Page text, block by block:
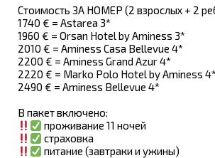
Стоимость ЗА НОМЕР (2 взрослых + 2
1740 € = Astarea 3*
1960 € = Orsan Hotel by Aminess 3*
2010 € = Aminess Casa Bellevue 4*
2200 € = Aminess Grand Azur 4*
2220 € = Marko Polo Hotel by Aminess 4*
2490 € = Aminess Bellevue 4*
В пакет включено:
проживание 11 ночей
страховка
питание (завтраки и ужины)